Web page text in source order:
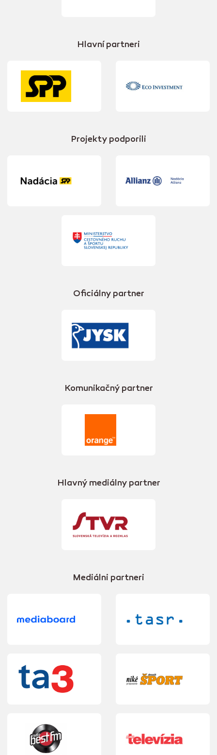
Hlavní partneri
Projekty podporili
Oficiálny partner
Komunikačný partner
Hlavný mediálny partner
Mediálni partneri